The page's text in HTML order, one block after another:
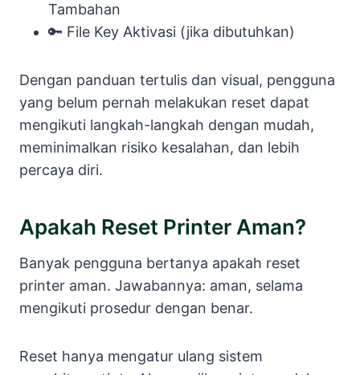
Tambahan
🔑 File Key Aktivasi (jika dibutuhkan)
Dengan panduan tertulis dan visual, pengguna
yang belum pernah melakukan reset dapat
mengikuti langkah-langkah dengan mudah,
meminimalkan risiko kesalahan, dan lebih
percaya diri.
Apakah Reset Printer Aman?
Banyak pengguna bertanya apakah reset
printer aman. Jawabannya: aman, selama
mengikuti prosedur dengan benar.
Reset hanya mengatur ulang sistem